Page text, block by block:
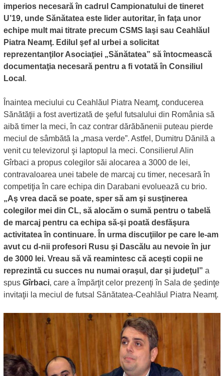
imperios necesară în cadrul Campionatului de tineret
U’19, unde Sănătatea este lider autoritar, în faţa unor
echipe mult mai titrate precum CSMS Iaşi sau Ceahlăul
Piatra Neamţ. Edilul şef al urbei a solicitat
reprezentanţilor Asociaţiei „Sănătatea” să întocmească
documentaţia necesară pentru a fi votată în Consiliul
Local .
Înaintea meciului cu Ceahlăul Piatra Neamţ, conducerea
Sănătăţii a fost avertizată de şeful futsalului din România să
aibă timer la meci, în caz contrar dărăbănenii puteau pierde
meciul de sâmbătă la „masa verde”. Astfel, Dumitru Dănilă a
venit cu televizorul şi laptopul la meci. Consilierul Alin
Gîrbaci a propus colegilor săi alocarea a 3000 de lei,
contravaloarea unei tabele de marcaj cu timer, necesară în
competiţia în care echipa din Darabani evoluează cu brio.
„Aş vrea dacă se poate, sper să am şi susţinerea
colegilor mei din CL, să alocăm o sumă pentru o tabelă
de marcaj pentru ca echipa să-şi poată desfăşura
activitatea în continuare. În urma discuţiilor pe care le-am
avut cu d-nii profesori Rusu şi Dascălu au nevoie în jur
de 3000 lei. Vreau să vă reamintesc că aceşti copii ne
reprezintă cu succes nu numai oraşul, dar şi judeţul” a
spus Gîrbaci, care a împărţit celor prezenţi în Sala de şedinţe
invitaţii la meciul de futsal Sănătatea-Ceahlăul Piatra Neamţ.